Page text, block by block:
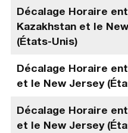
Décalage Horaire
Kazakhstan et le
(États-Unis)
Décalage Horaire
et le New Jersey
Décalage Horaire
et le New Jersey